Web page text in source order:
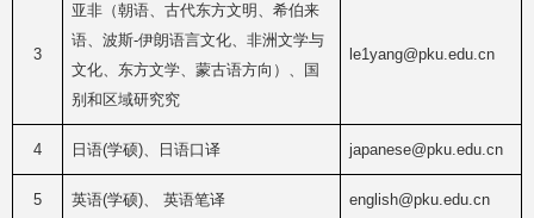
3
亚非（朝语、古代东方文明、希伯来
语、波斯-伊朗语言文化、非洲文学与
文化、东方文学、蒙古语方向）、国
别和区域研究究
le1yang@pku.edu.cn
4 日语(学硕)、日语口译 japanese@pku.edu.cn
5 英语(学硕)、 英语笔译 english@pku.edu.cn